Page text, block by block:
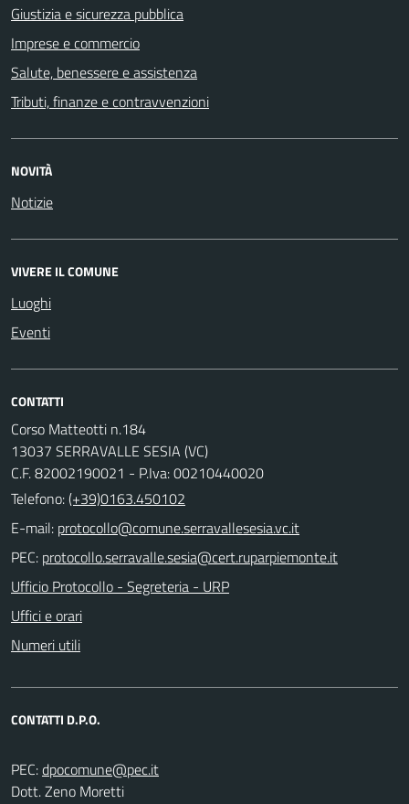
Giustizia e sicurezza pubblica
Imprese e commercio
Salute, benessere e assistenza
Tributi, finanze e contravvenzioni
NOVITÀ
Notizie
VIVERE IL COMUNE
Luoghi
Eventi
CONTATTI
Corso Matteotti n.184
13037 SERRAVALLE SESIA (VC)
C.F. 82002190021 - P.Iva: 00210440020
Telefono:(+39)0163.450102
E-mail:
PEC:
Ufficio Protocollo - Segreteria - URP
Uffici e orari
Numeri utili
CONTATTI D.P.O.
PEC:
Dott. Zeno Moretti